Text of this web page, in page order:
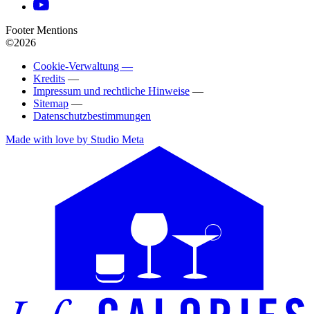
Footer Mentions
©2026
Cookie-Verwaltung —
Kredits —
Impressum und rechtliche Hinweise —
Sitemap —
Datenschutzbestimmungen
Made with love by Studio Meta